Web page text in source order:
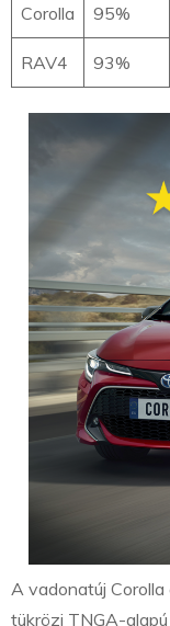
Corolla 95%
RAV4 93%
A vadonatúj
tükrözi TNGA-